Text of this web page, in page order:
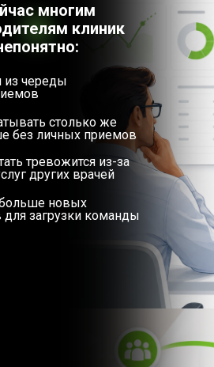
многим
клиник
из череды
столько же
без личных приемов
тревожится из-за
других врачей
больше новых
для загрузки команды